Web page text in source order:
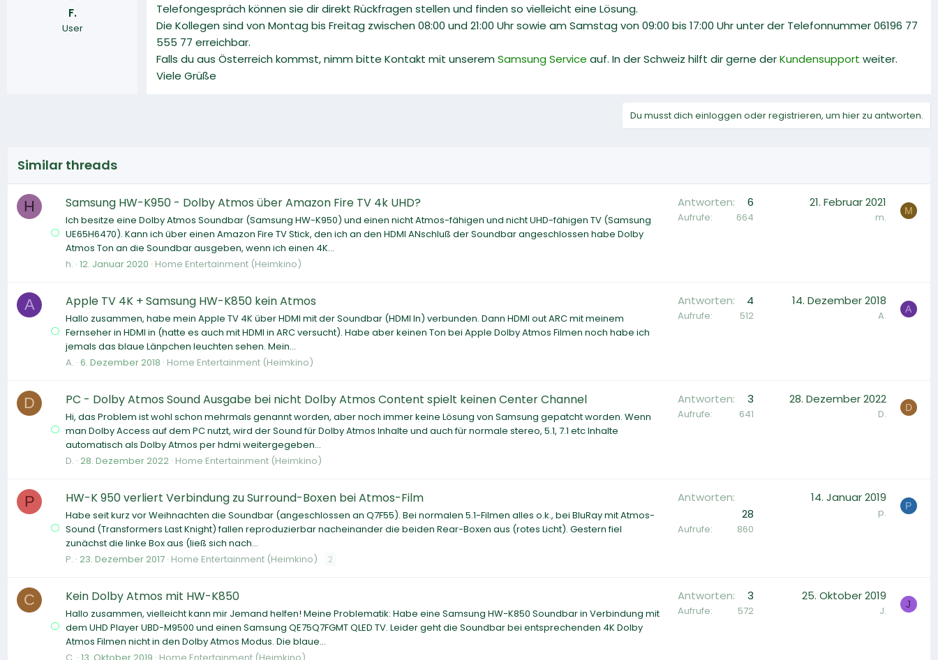
F.
User
Telefongespräch können sie dir direkt Rückfragen stellen und finden so vielleicht eine Lösung.
Die Kollegen sind von Montag bis Freitag zwischen 08:00 und 21:00 Uhr sowie am Samstag von 09:00 bis 17:00 Uhr unter der Telefonnummer 06196 77
555 77 erreichbar.
Falls du aus Österreich kommst, nimm bitte Kontakt mit unseremSamsung Service auf. In der Schweiz hilft dir gerne derKundensupport weiter.
Viele Grüße
Du musst dich einloggen oder registrieren, um hier zu antworten.
Similar threads
H Samsung HW-K950 - Dolby Atmos über Amazon Fire TV 4k UHD?
Ich besitze eine Dolby Atmos Soundbar (Samsung HW-K950) und einen nicht Atmos-fähigen und nicht UHD-fähigen TV (Samsung
UE65H6470). Kann ich über einen Amazon Fire TV Stick, den ich an den HDMI ANschluß der Soundbar angeschlossen habe Dolby
Atmos Ton an die Soundbar ausgeben, wenn ich einen 4K...
h. 12. Januar 2020 Home Entertainment (Heimkino)
Antworten 6
Aufrufe 664
21. Februar 2021
m. M
A Apple TV 4K + Samsung HW-K850 kein Atmos
Hallo zusammen, habe mein Apple TV 4K über HDMI mit der Soundbar (HDMI In) verbunden. Dann HDMI out ARC mit meinem
Fernseher in HDMI in (hatte es auch mit HDMI in ARC versucht). Habe aber keinen Ton bei Apple Dolby Atmos Filmen noch habe ich
jemals das blaue Länpchen leuchten sehen. Mein...
A. 6. Dezember 2018 Home Entertainment (Heimkino)
Antworten 4
Aufrufe 512
14. Dezember 2018
A. A
D PC - Dolby Atmos Sound Ausgabe bei nicht Dolby Atmos Content spielt keinen Center Channel
Hi, das Problem ist wohl schon mehrmals genannt worden, aber noch immer keine Lösung von Samsung gepatcht worden. Wenn
man Dolby Access auf dem PC nutzt, wird der Sound für Dolby Atmos Inhalte und auch für normale stereo, 5.1, 7.1 etc Inhalte
automatisch als Dolby Atmos per hdmi weitergegeben...
D. 28. Dezember 2022 Home Entertainment (Heimkino)
Antworten 3
Aufrufe 641
28. Dezember 2022
D. D
P HW-K 950 verliert Verbindung zu Surround-Boxen bei Atmos-Film
Habe seit kurz vor Weihnachten die Soundbar (angeschlossen an Q7F55). Bei normalen 5.1-Filmen alles o.k., bei BluRay mit Atmos-
Sound (Transformers Last Knight) fallen reproduzierbar nacheinander die beiden Rear-Boxen aus (rotes Licht). Gestern fiel
zunächst die linke Box aus (ließ sich nach...
P. 23. Dezember 2017 Home Entertainment (Heimkino) 2
Antworten
28
Aufrufe 860
14. Januar 2019
p. P
C Kein Dolby Atmos mit HW-K850
Hallo zusammen, vielleicht kann mir Jemand helfen! Meine Problematik: Habe eine Samsung HW-K850 Soundbar in Verbindung mit
dem UHD Player UBD-M9500 und einen Samsung QE75Q7FGMT QLED TV. Leider geht die Soundbar bei entsprechenden 4K Dolby
Atmos Filmen nicht in den Dolby Atmos Modus. Die blaue...
Antworten 3
Aufrufe 572
25. Oktober 2019
J. J